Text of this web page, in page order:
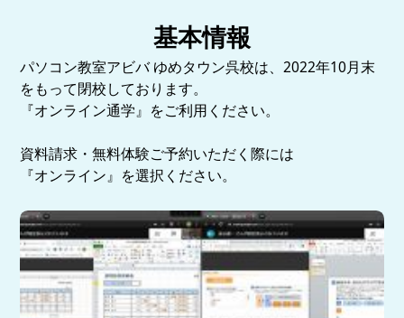
基本情報
パソコン教室アビバ ゆめタウン呉校は、2022年10月末
をもって閉校しております。
『オンライン通学』をご利用ください。
資料請求・無料体験ご予約いただく際には
『オンライン』を選択ください。